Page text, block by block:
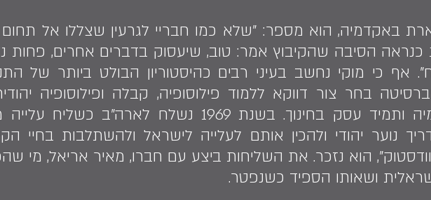
באקדמיה, הוא מספר: "שלא כמו חבריי לגרעין שצללו אל
כנראה הסיבה שהקיבוץ אמר: טוב, שיעסוק בדברים אחרים, פחות
אף כי מוקי נחשב בעיני רבים כהיסטוריון הבולט ביותר של
בחר צור דווקא ללמוד פילוסופיה, קבלה ופילוסופיה
במחקריו מחוץ לאקדמיה ותמיד עסק בחינוך. בשנת 1969 נשלח
נוער יהודי ולהכין אותם לעלייה לישראל ולהשתלבות בחיי
הוא נזכר. את השליחות ביצע עם חברו, מאיר אריאל, מי
ושאותו הספיד כשנפטר.